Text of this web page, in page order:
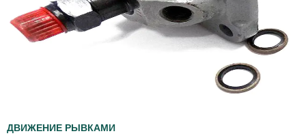
ДВИЖЕНИЕ РЫВКАМИ